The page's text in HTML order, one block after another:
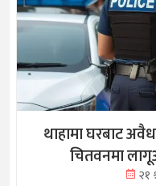
थाहामा घरबाट
चितवनमा
२१